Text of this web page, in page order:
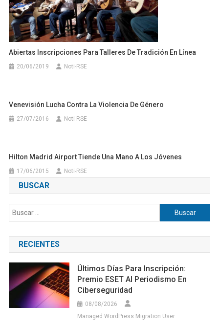
Abiertas Inscripciones Para Talleres De Tradición En Línea
20/06/2019 Noti-RSE
Venevisión Lucha Contra La Violencia De Género
27/07/2016 Noti-RSE
Hilton Madrid Airport Tiende Una Mano A Los Jóvenes
17/06/2015 Noti-RSE
BUSCAR
Buscar:
RECIENTES
Últimos Días Para Inscripción:
Premio ESET Al Periodismo En
Ciberseguridad
08/08/2026
Managed WordPress Migration User